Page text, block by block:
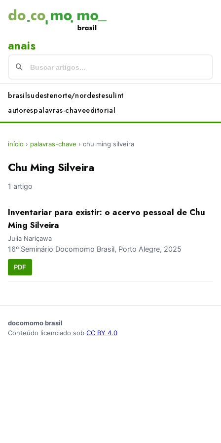
anais
brasilsudestenorte/nordestesulint
autorespalavras-chaveeditorial
início › palavras-chave › chu ming silveira
Chu Ming Silveira
1 artigo
Inventariar para existir: o acervo pessoal de Chu
Ming Silveira
Julia Nariçawa
16º Seminário Docomomo Brasil, Porto Alegre, 2025
PDF
docomomo brasil
Conteúdo licenciado sob CC BY 4.0